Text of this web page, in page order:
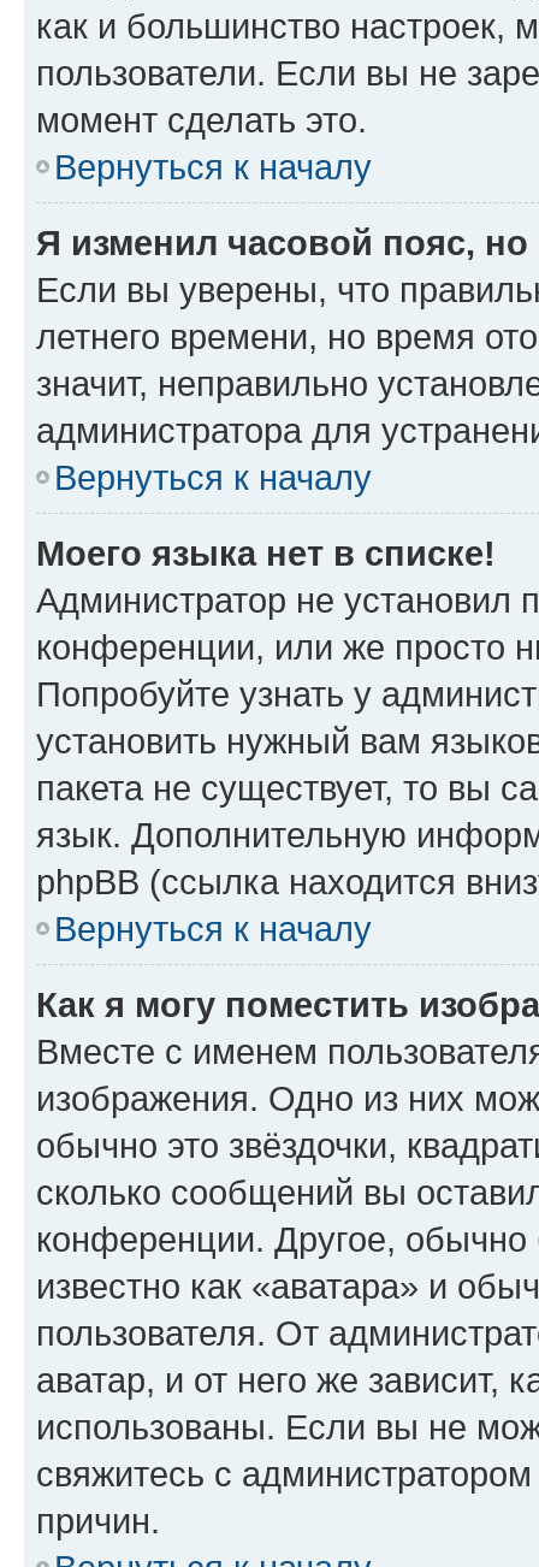
как и большинство настроек,
пользователи. Если вы не
момент сделать это.
Вернуться к началу
Я изменил часовой пояс,
Если вы уверены, что
летнего времени, но время
значит, неправильно
администратора для
Вернуться к началу
Моего языка нет в списке!
Администратор не установил
конференции, или же просто
Попробуйте узнать у
установить нужный вам
пакета не существует, то вы
язык. Дополнительную
phpBB (ссылка находится
Вернуться к началу
Как я могу поместить
Вместе с именем
изображения. Одно из них
обычно это звёздочки,
сколько сообщений вы
конференции. Другое,
известно как «аватара» и
пользователя. От
аватар, и от него же зависит,
использованы. Если вы не
свяжитесь с
причин.